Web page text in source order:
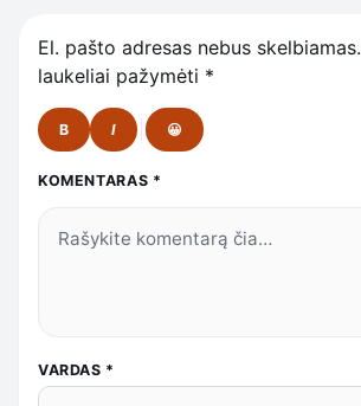
El. pašto adresas nebus skelbiamas.
laukeliai pažymėti *
B I 😀
KOMENTARAS *
VARDAS *